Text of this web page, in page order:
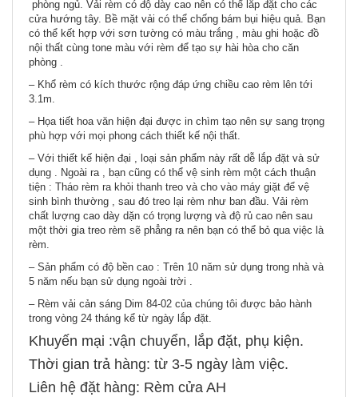
phòng ngủ. Vải rèm có độ dày cao nên có thể lắp đặt cho các
cửa hướng tây. Bề mặt vải có thể chống bám bụi hiệu quả. Bạn
có thể kết hợp với sơn tường có màu trắng , màu ghi hoặc đồ
nội thất cùng tone màu với rèm để tạo sự hài hòa cho căn
phòng .
– Khổ rèm có kích thước rộng đáp ứng chiều cao rèm lên tới
3.1m.
– Họa tiết hoa văn hiện đại được in chìm tạo nên sự sang trọng
phù hợp với mọi phong cách thiết kế nội thất.
– Với thiết kế hiện đại , loại sản phẩm này rất dễ lắp đặt và sử
dụng . Ngoài ra , bạn cũng có thể vệ sinh rèm một cách thuận
tiện : Tháo rèm ra khỏi thanh treo và cho vào máy giặt để vệ
sinh bình thường , sau đó treo lại rèm như ban đầu. Vải rèm
chất lượng cao dày dặn có trọng lượng và độ rủ cao nên sau
một thời gia treo rèm sẽ phẳng ra nên bạn có thể bỏ qua việc là
rèm.
– Sản phẩm có độ bền cao : Trên 10 năm sử dụng trong nhà và
5 năm nếu bạn sử dụng ngoài trời .
– Rèm vải cản sáng Dim 84-02 của chúng tôi được bảo hành
trong vòng 24 tháng kể từ ngày lắp đặt.
Khuyến mại :vận chuyển, lắp đặt, phụ kiện.
Thời gian trả hàng: từ 3-5 ngày làm việc.
Liên hệ đặt hàng: Rèm cửa AH